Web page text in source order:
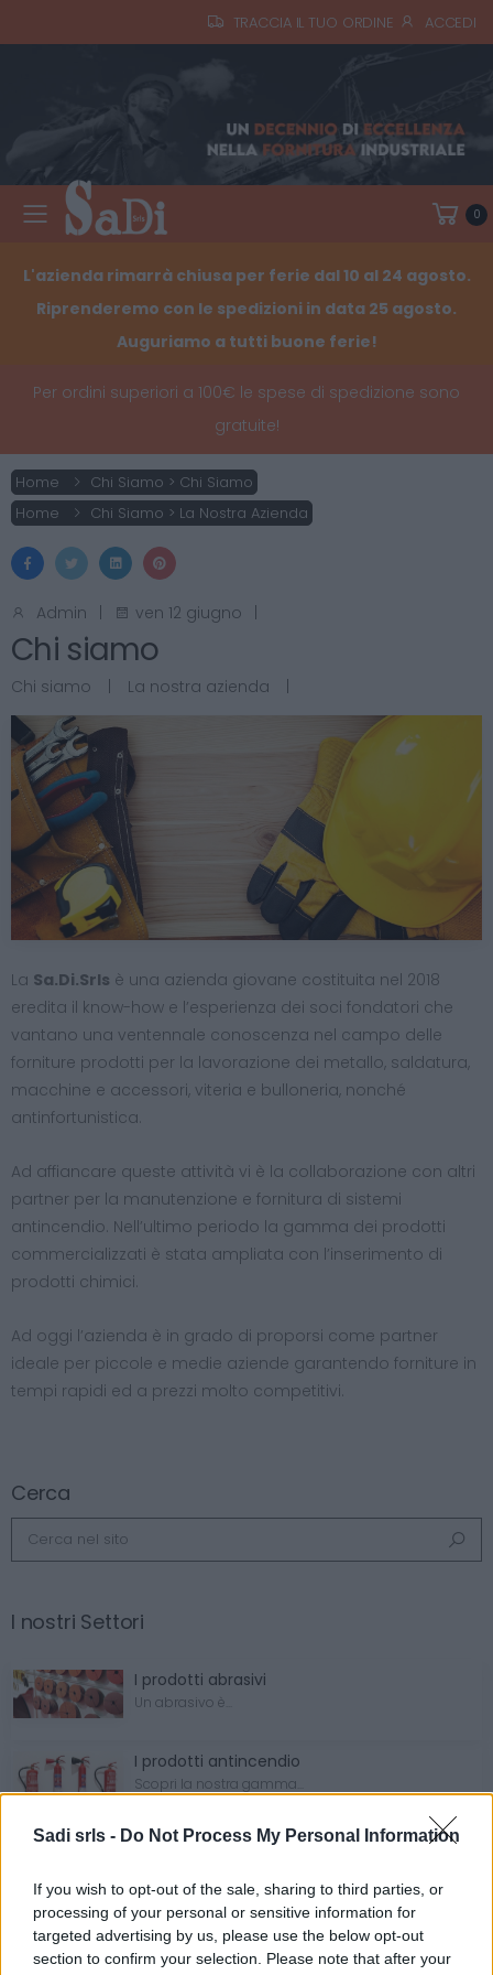
Sadi srls - Do Not Process My Personal Information
If you wish to opt-out of the sale, sharing to third parties, or
processing of your personal or sensitive information for
targeted advertising by us, please use the below opt-out
section to confirm your selection. Please note that after your
TRACCIA IL TUO ORDINE ACCEDI
Toggle mobile menu 0
L'azienda rimarrà chiusa per ferie dal 10 al 24 agosto.
Riprenderemo con le spedizioni in data 25 agosto.
Auguriamo a tutti buone ferie!
Per ordini superiori a 100€ le spese di spedizione sono
gratuite!
Home
Chi Siamo > Chi Siamo
Home
Chi Siamo > La Nostra Azienda
Admin ven 12 giugno
Chi siamo
Chi siamo La nostra azienda
La Sa.Di.Srls è una azienda giovane costituita nel 2018
eredita il know-how e l’esperienza dei soci fondatori che
vantano una ventennale conoscenza nel campo delle
forniture prodotti per la lavorazione dei metallo, saldatura,
macchine e accessori, viteria e bulloneria, nonché
antinfortunistica.
Ad affiancare queste attività vi è la collaborazione con altri
partner per la manutenzione e fornitura di sistemi
antincendio. Nell’ultimo periodo la gamma dei prodotti
commercializzati è stata ampliata con l’inserimento di
prodotti chimici.
Ad oggi l’azienda è in grado di proporsi come partner
ideale per piccole e medie aziende garantendo forniture in
tempi rapidi ed a prezzi molto competitivi.
Cerca
Cerca
I nostri Settori
I prodotti abrasivi
Un abrasivo è...
I prodotti antincendio
Scopri la nostra gamma...
I prodotti chimici
I prodotti chimici...